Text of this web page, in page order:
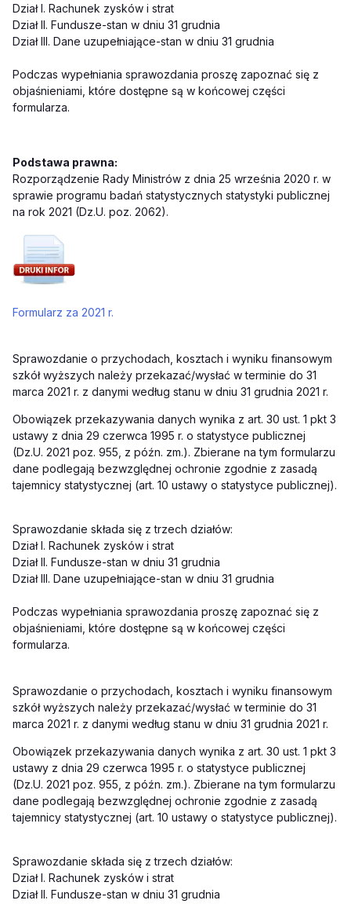
Dział I. Rachunek zysków i strat
Dział II. Fundusze-stan w dniu 31 grudnia
Dział III. Dane uzupełniające-stan w dniu 31 grudnia
Podczas wypełniania sprawozdania proszę zapoznać się z
objaśnieniami, które dostępne są w końcowej części
formularza.
Podstawa prawna:
Rozporządzenie Rady Ministrów z dnia 25 września 2020 r. w
sprawie programu badań statystycznych statystyki publicznej
na rok 2021 (Dz.U. poz. 2062).
Formularz za 2021 r.
Sprawozdanie o przychodach, kosztach i wyniku finansowym
szkół wyższych należy przekazać/wysłać w terminie do 31
marca 2021 r. z danymi według stanu w dniu 31 grudnia 2021 r.
Obowiązek przekazywania danych wynika z art. 30 ust. 1 pkt 3
ustawy z dnia 29 czerwca 1995 r. o statystyce publicznej
(Dz.U. 2021 poz. 955, z późn. zm.). Zbierane na tym formularzu
dane podlegają bezwzględnej ochronie zgodnie z zasadą
tajemnicy statystycznej (art. 10 ustawy o statystyce publicznej).
Sprawozdanie składa się z trzech działów:
Dział I. Rachunek zysków i strat
Dział II. Fundusze-stan w dniu 31 grudnia
Dział III. Dane uzupełniające-stan w dniu 31 grudnia
Podczas wypełniania sprawozdania proszę zapoznać się z
objaśnieniami, które dostępne są w końcowej części
formularza.
Sprawozdanie o przychodach, kosztach i wyniku finansowym
szkół wyższych należy przekazać/wysłać w terminie do 31
marca 2021 r. z danymi według stanu w dniu 31 grudnia 2021 r.
Obowiązek przekazywania danych wynika z art. 30 ust. 1 pkt 3
ustawy z dnia 29 czerwca 1995 r. o statystyce publicznej
(Dz.U. 2021 poz. 955, z późn. zm.). Zbierane na tym formularzu
dane podlegają bezwzględnej ochronie zgodnie z zasadą
tajemnicy statystycznej (art. 10 ustawy o statystyce publicznej).
Sprawozdanie składa się z trzech działów:
Dział I. Rachunek zysków i strat
Dział II. Fundusze-stan w dniu 31 grudnia